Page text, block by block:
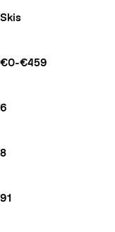
Skis
€0-€459
6
8
91